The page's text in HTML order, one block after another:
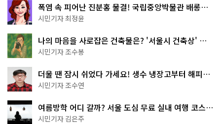
폭염 속 피어난 진분홍 물결! 국립중앙박물관 배롱나
무 명소
시민기자 최정윤
나의 마음을 사로잡은 건축물은? '서울시 건축상' 수
상작 공개!
시민기자 조수봉
더울 땐 잠시 쉬었다 가세요! 생수 냉장고부터 해피소
·무더위쉼터까지
시민기자 조수연
여름방학 어디 갈까? 서울 도심 무료 실내 여행 코스
추천
시민기자 김은주